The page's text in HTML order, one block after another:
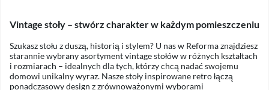
Vintage stoły – stwórz charakter w każdym pomieszczeniu
Szukasz stołu z duszą, historią i stylem? U nas w Reforma znajdziesz
starannie wybrany asortyment vintage stołów w różnych kształtach
i rozmiarach – idealnych dla tych, którzy chcą nadać swojemu
domowi unikalny wyraz. Nasze stoły inspirowane retro łączą
ponadczasowy design z zrównoważonymi wyborami